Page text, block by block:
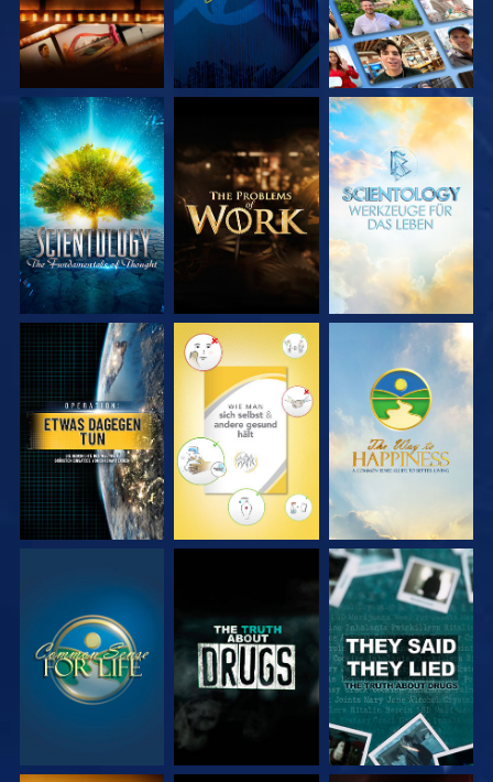
SERIE
ENTDECKEN
SERIE
ENTDECKEN
SERIE
ENTDECKEN
ANSEHEN ANSEHEN ANSEHEN
ANSEHEN ANSEHEN ANSEHEN